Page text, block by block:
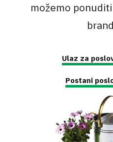
možemo
Ulaz za
Postani